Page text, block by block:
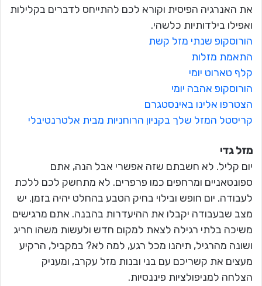
את האנרגיה הפיסית וקורא לכם להתייחס לדברים בקלילות
ואפילו בילדותיות כלשהי.
הורוסקופ שנתי מזל קשת
התאמת מזלות
קלף טארוט יומי
הורוסקופ אהבה יומי
הצטרפו אלינו באינסטגרם
קריסטל המזל שלך בקניון הרוחניות מבית אלטרנטיבלי
מזל גדי
יום קליל. לא חשבתם שזה אפשרי אבל הנה, אתם
ספונטאניים ומרחפים כמו פרפרים. לא מתחשק לכם ללכת
לעבודה. יום חופש ובילוי בחיק הטבע בהחלט יהיה בזמן. יש
מצב שבעבודה יקבלו את ההיעדרות בהבנה. אתם מרגישים
משיכה בלתי רגילה לצאת למקום חדש ולעשות משהו חריג
ושונה מהרגיל, תיהנו מכל רגע, למה לא? במקביל, הרקיע
מעצים את קשריכם עם בני ובנות מזל עקרב, ומעניק
הצלחה למניפולציות פיננסיות.